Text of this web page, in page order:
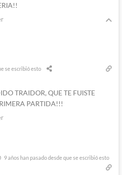
se escribió esto
TRAIDOR, QUE TE FUISTE
PARTIDA!!!
9 años han pasado desde que se escribió esto